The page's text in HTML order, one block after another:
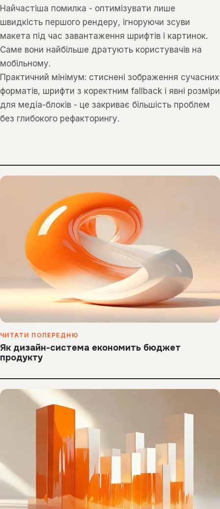
Найчастіша помилка - оптимізувати лише
швидкість першого рендеру, ігноруючи зсуви
макета під час завантаження шрифтів і картинок.
Саме вони найбільше дратують користувачів на
мобільному.
Практичний мінімум: стиснені зображення сучасних
форматів, шрифти з коректним fallback і явні розміри
для медіа-блоків - це закриває більшість проблем
без глибокого рефакторингу.
ЧИТАТИ ПОПЕРЕДНЮ
Як дизайн-система економить бюджет
продукту